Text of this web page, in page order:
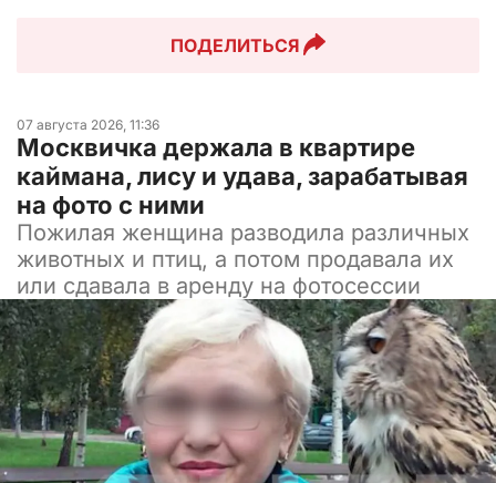
ПОДЕЛИТЬСЯ
07 августа 2026, 11:36
Москвичка держала в квартире
каймана, лису и удава, зарабатывая
на фото с ними
Пожилая женщина разводила различных
животных и птиц, а потом продавала их
или сдавала в аренду на фотосессии